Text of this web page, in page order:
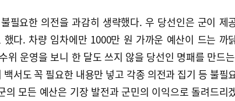
필요한 의전을 과감히 생략했다. 우 당선인은 군이 제
다. 차량 임차에만 1000만 원 가까운 예산이 드는 까
위 운영을 보니 한 달도 쓰지 않을 당선인 명패를 만드
서도 꼭 필요한 내용만 넣고 각종 의전과 집기 등 불필
의 모든 예산은 기장 발전과 군민의 이익으로 돌려드리